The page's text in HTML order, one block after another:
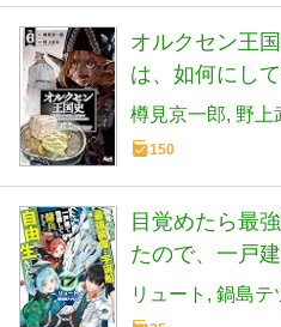
オルクセン王
は、如何にし
き払うに至っ
セン王国史)
樽見京一郎 野上
150
目覚めたら最
たので、一戸
自由に生きた
リュート 鍋島テ